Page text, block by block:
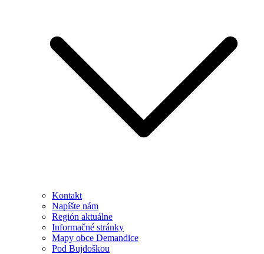
Kontakt
Napíšte nám
Región aktuálne
Informačné stránky
Mapy obce Demandice
Pod Bujdoškou